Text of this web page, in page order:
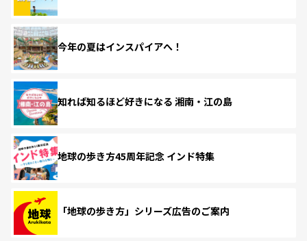
今年の夏はインスパイアへ！
知れば知るほど好きになる 湘南・江の島
地球の歩き方45周年記念 インド特集
「地球の歩き方」シリーズ広告のご案内